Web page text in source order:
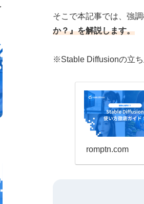
そこで本記事では、強
か？』を解説します。
※Stable Diffusionの立ち
romptn.com